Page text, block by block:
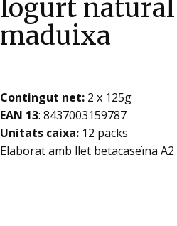
Iogurt natural
maduixa
Contingut net: 2 x 125g
EAN 13: ​​​8437003159787
Unitats caixa: 12 packs
Elaborat amb llet betacaseïna A2